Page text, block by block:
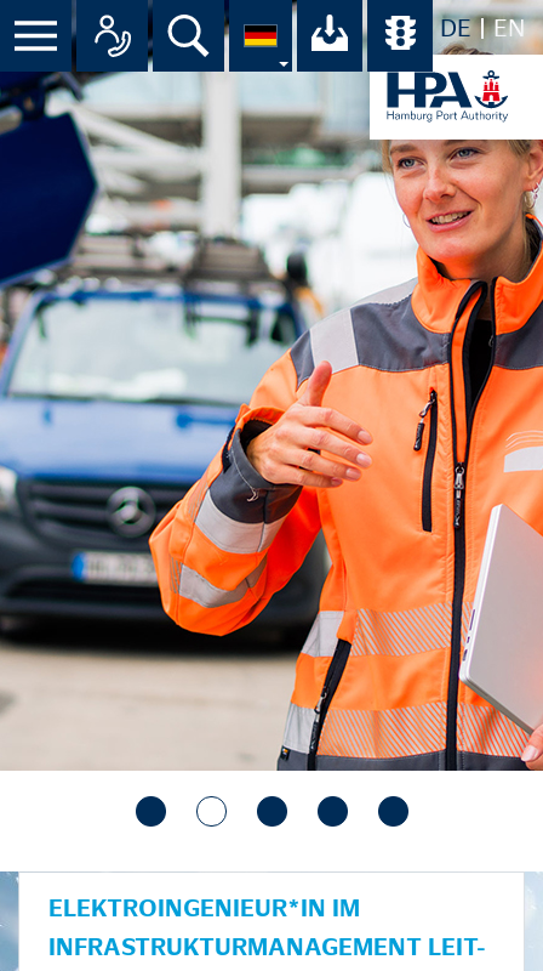
DE EN
Suche Ihr Download-
ELEKTROINGENIEUR*IN IM
INFRASTRUKTURMANAGEMENT LEIT-